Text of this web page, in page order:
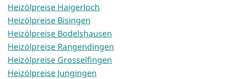
Heizölpreise Haigerloch
Heizölpreise Bisingen
Heizölpreise Bodelshausen
Heizölpreise Rangendingen
Heizölpreise Grosselfingen
Heizölpreise Jungingen